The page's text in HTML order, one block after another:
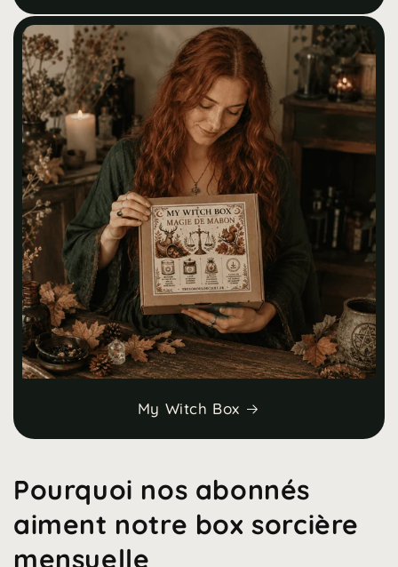
My Witch Box
Pourquoi nos abonnés
aiment notre box sorcière
mensuelle